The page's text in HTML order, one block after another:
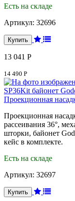
Есть на складе
Артикул: 32696
13 041 Р
14 490 Р
Проекционная
Проекционная
рассеивания 36°,
шторки, байонет
кейс в комплекте.
Есть на складе
Артикул: 32697